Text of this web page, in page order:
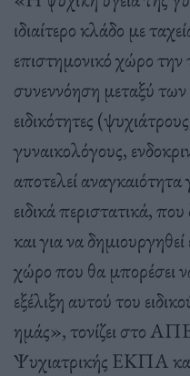
ιδιαίτερο κλάδο με
επιστημονικό χώρο την
συνεννόηση μεταξύ των
ειδικότητες
γυναικολόγους,
αποτελεί
ειδικά περιστατικά,
και για να
χώρο που θα μπορέσει
εξέλιξη αυτού του
ημάς», τονίζει στο
Ψυχιατρικής ΕΚΠΑ